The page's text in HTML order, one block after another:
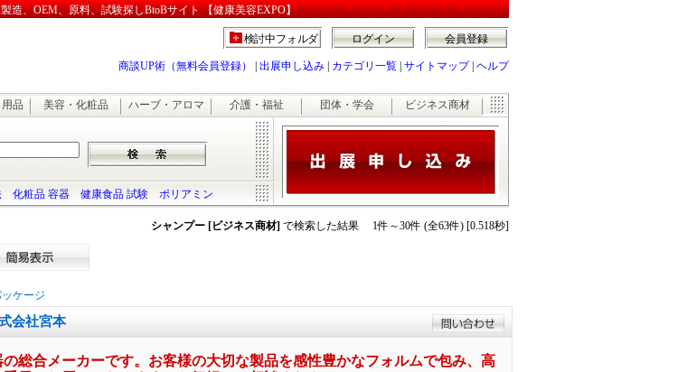
造、OEM、原料、試験探しBtoBサイト 【健康美容EXPO】
会員登録
ログイン
検討中フォルダ
商談UP術（無料会員登録） 出展申し込み カテゴリ一覧 サイトマップ| ヘルプ
品 美容・化粧品 ハーブ・アロマ 介護・福祉 団体・学会 ビジネス商材
化粧品 容器 健康食品 試験 ポリアミン
シャンプー [ビジネス商材] で検索した結果 1件～30件 (全63件) [0.518秒]
ケージ
会社宮本
総合メーカーです。お客様の大切な製品を感性豊かなフォルムで包み、高